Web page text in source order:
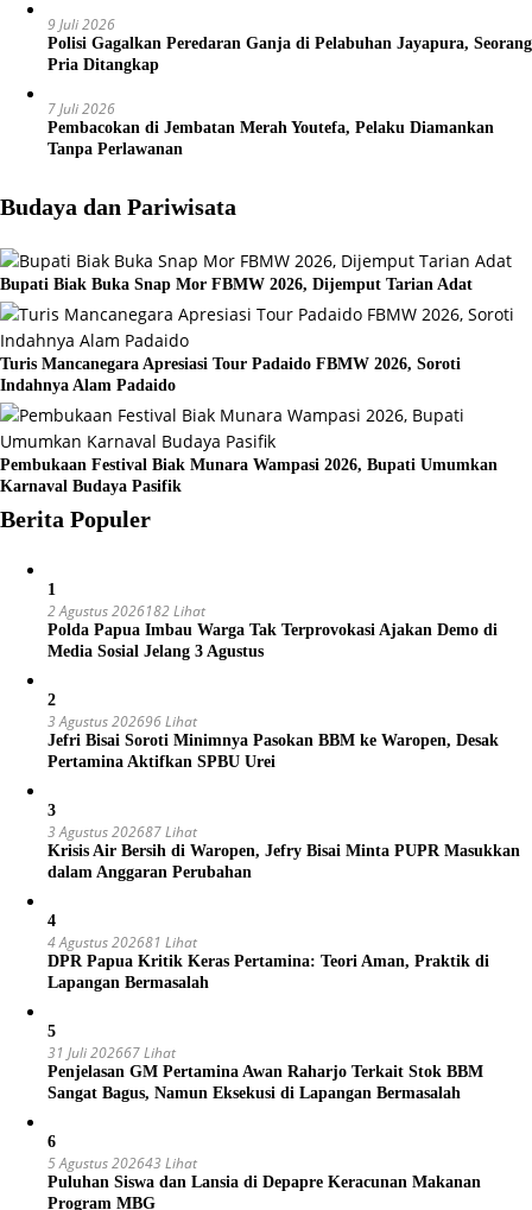
9 Juli 2026
Polisi Gagalkan Peredaran Ganja di Pelabuhan Jayapura, Seorang
Pria Ditangkap
7 Juli 2026
Pembacokan di Jembatan Merah Youtefa, Pelaku Diamankan
Tanpa Perlawanan
Budaya dan Pariwisata
Bupati Biak Buka Snap Mor FBMW 2026, Dijemput Tarian Adat
Turis Mancanegara Apresiasi Tour Padaido FBMW 2026, Soroti
Indahnya Alam Padaido
Pembukaan Festival Biak Munara Wampasi 2026, Bupati Umumkan
Karnaval Budaya Pasifik
Berita Populer
1
2 Agustus 2026182 Lihat
Polda Papua Imbau Warga Tak Terprovokasi Ajakan Demo di
Media Sosial Jelang 3 Agustus
2
3 Agustus 202696 Lihat
Jefri Bisai Soroti Minimnya Pasokan BBM ke Waropen, Desak
Pertamina Aktifkan SPBU Urei
3
3 Agustus 202687 Lihat
Krisis Air Bersih di Waropen, Jefry Bisai Minta PUPR Masukkan
dalam Anggaran Perubahan
4
4 Agustus 202681 Lihat
DPR Papua Kritik Keras Pertamina: Teori Aman, Praktik di
Lapangan Bermasalah
5
31 Juli 202667 Lihat
Penjelasan GM Pertamina Awan Raharjo Terkait Stok BBM
Sangat Bagus, Namun Eksekusi di Lapangan Bermasalah
6
5 Agustus 202643 Lihat
Puluhan Siswa dan Lansia di Depapre Keracunan Makanan
Program MBG